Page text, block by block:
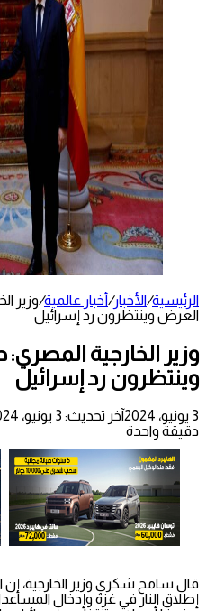
الرئيسية/الأخبار/أخبار عالمية/وزير
العرض وينتظرون رد إسرائيل
وزير الخارجية
وينتظرون رد إسرائيل
3 يونيو، 2024
آخر تحديث: 3 يونيو، 2024
دقيقة واحدة
قال سامح شكري وزير الخارجية، إن
إطلاق النار في غزة وإدخال